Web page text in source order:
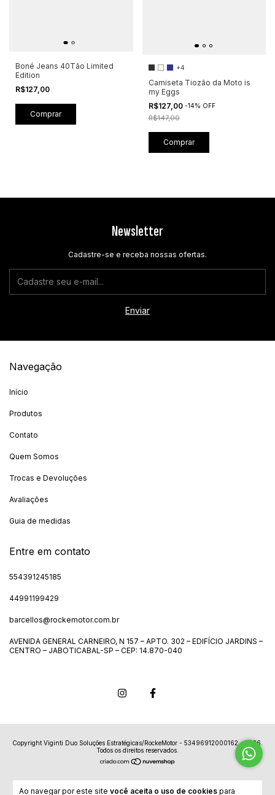
Ao navegar por este site você aceita o uso de cookies para
Boné Jeans 40Tão Limited
Edition
R$127,00
+4
Camiseta Tiozão da Moto is
my Eggs
R$127,00 -14% OFF
R$147,00
Comprar
Newsletter
Cadastre-se e receba nossas ofertas.
Navegação
Início
Produtos
Contato
Quem Somos
Trocas e Devoluções
Avaliações
Guia de medidas
Entre em contato
554391245185
44991199429
barcellos@rockemotor.com.br
AVENIDA GENERAL CARNEIRO, N 157 – APTO. 302 – EDIFÍCIO JARDINS –
CENTRO – JABOTICABAL-SP – CEP: 14.870-040
Copyright Viginti Duo Soluções Estratégicas/RockeMotor - 53496912000162 - 2026.
Todos os direitos reservados.